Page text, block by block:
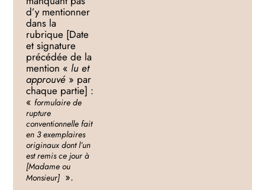
d’y mentionner
dans la
rubrique [Date
et signature
précédée de la
mention «lu et
approuvé » par
chaque partie] :
«formulaire de
rupture
conventionnelle fait
en 3 exemplaires
originaux dont l’un
est remis ce jour à
[Madame ou
Monsieur] ».